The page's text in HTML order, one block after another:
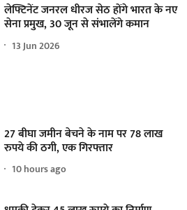
लेफ्टिनेंट जनरल धीरज सेठ होंगे भारत के नए
सेना प्रमुख, 30 जून से संभालेंगे कमान
13 Jun 2026
27 बीघा जमीन बेचने के नाम पर 78 लाख
रुपये की ठगी, एक गिरफ्तार
10 hours ago